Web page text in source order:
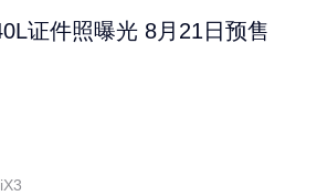
证件照曝光 8月21日预售